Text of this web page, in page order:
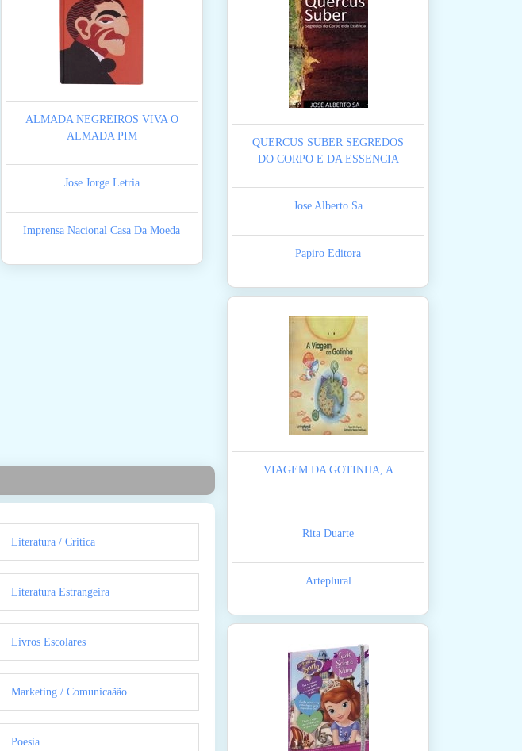
ALMADA NEGREIROS VIVA O
ALMADA PIM
Jose Jorge Letria
Imprensa Nacional Casa Da Moeda
Literatura / Critica
Literatura Estrangeira
Livros Escolares
Marketing / Comunicaãão
Poesia
QUERCUS SUBER SEGREDOS
DO CORPO E DA ESSENCIA
Jose Alberto Sa
Papiro Editora
VIAGEM DA GOTINHA, A
Rita Duarte
Arteplural